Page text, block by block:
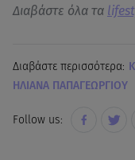
Διαβάστε όλα τα
Διαβάστε περισσότερα:
ΗΛΙΑΝΑ ΠΑΠΑΓΕΩΡΓΙΟΥ
Follow us: